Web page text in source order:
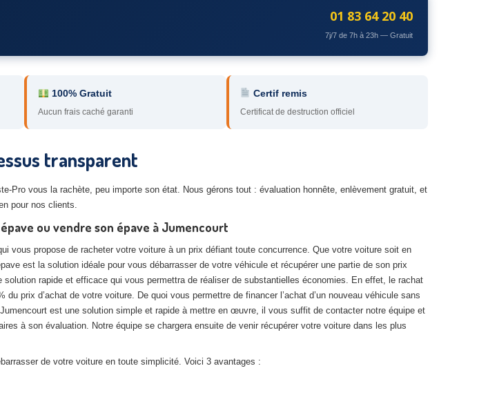
01 83 64 20 40
7j/7 de 7h à 23h — Gratuit
100% Gratuit
Aucun frais caché garanti
Certif remis
Certificat de destruction officiel
transparent
Pro vous la rachète, peu importe son état. Nous gérons tout : évaluation honnête, enlèvement gratuit, et
pour nos clients.
ou vendre son épave à Jumencourt
vous propose de racheter votre voiture à un prix défiant toute concurrence. Que votre voiture soit en
est la solution idéale pour vous débarrasser de votre véhicule et récupérer une partie de son prix
solution rapide et efficace qui vous permettra de réaliser de substantielles économies. En effet, le rachat
du prix d’achat de votre voiture. De quoi vous permettre de financer l’achat d’un nouveau véhicule sans
est une solution simple et rapide à mettre en œuvre, il vous suffit de contacter notre équipe et
à son évaluation. Notre équipe se chargera ensuite de venir récupérer votre voiture dans les plus
de votre voiture en toute simplicité. Voici 3 avantages :